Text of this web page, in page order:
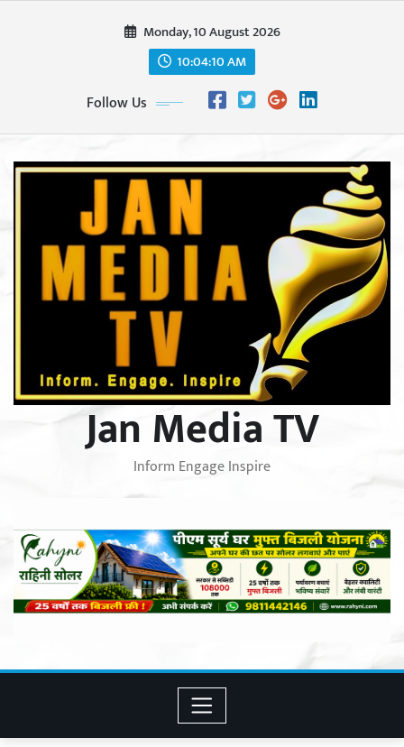
Monday, 10 August 2026
10:04:12 AM
Follow Us
Jan Media TV
Inform Engage Inspire